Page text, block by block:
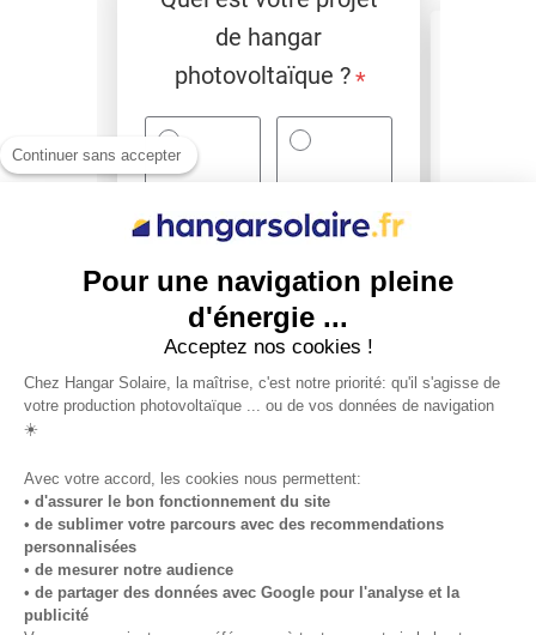
Continuer sans accepter
Pour une navigation pleine
d'énergie ...
Acceptez nos cookies !
Chez Hangar Solaire, la maîtrise, c'est notre priorité: qu'il s'agisse de
votre production photovoltaïque ... ou de vos données de navigation
☀️
Avec votre accord, les cookies nous permettent:
• d'assurer le bon fonctionnement du site
• de sublimer votre parcours avec des recommendations
personnalisées
• de mesurer notre audience
• de partager des données avec Google pour l'analyse et la
publicité